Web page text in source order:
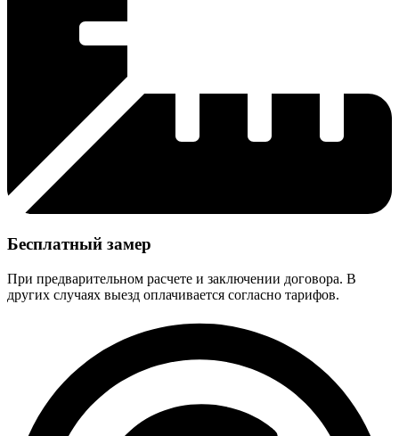
Бесплатный замер
При предварительном расчете и заключении договора. В
других случаях выезд оплачивается согласно тарифов.